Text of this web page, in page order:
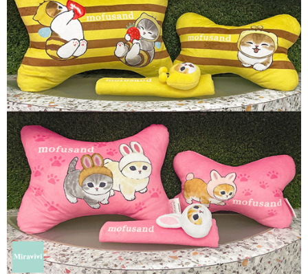
１．於結帳方式選擇「AFTEE先享後付」後，將跳轉至「AFTEE先享後付」
結帳頁面，進行簡訊認證並確認金額後，即可完成結帳。
２．訂單成立數日內，您將收到繳費通知簡訊。
３．收到繳費通知簡訊後14天內，點擊此簡訊中的連結，可透過四大超商／
ATM／網路銀行／等多元方式進行付款，方視為交易完成。
※ 請注意：結帳手續完成當下不需立刻繳費，但若您需要取消訂單，請聯絡
購買商品的店家。未經商家同意取消之訂單仍視為有效，需透過AFTEE先享
後付繳納相關費用。
※ 交易是否成功請以「AFTEE先享後付 」之結帳頁面顯示為準，若有關於
是否繳費成功／繳費後需取消欲退款等相關疑問，請聯繫「AFTEE先享後付
客戶支援中心」 https://netprotections.freshdesk.com/support/home
【注意事項】
１．透過由恩沛科技股份有限公司提供之「AFTEE先享後付」服務完成之交
易，需依本服務之必要範圍內提供個人資料，並將交易相關給付款項請求債
權轉讓予恩沛科技股份有限公司。
２．關於個人資料處理事宜，請瀏覽以下網址：
https://aftee.tw/terms/#terms3
３．未成年的使用者請事先徵得法定代理人或監護人之同意方可使用
「AFTEE先享後付」，若未經同意申辦者引起之損失，本公司不負相關責
任。
４．使用「AFTEE先享後付」時，將依據個別帳號之用戶狀況，依本公司即
付款後全家取貨
每筆NT$60，滿NT$499(含以上)免運費
7-11付款取貨
每筆NT$60，滿NT$499(含以上)免運費
付款後7-11取貨
每筆NT$60，滿NT$499(含以上)免運費
宅配
每筆NT$120，滿NT$499(含以上)免運費
海外宅配 查看運費